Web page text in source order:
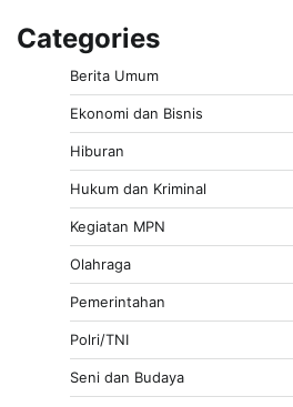
Categories
Berita Umum
Ekonomi dan Bisnis
Hiburan
Hukum dan Kriminal
Kegiatan MPN
Olahraga
Pemerintahan
Polri/TNI
Seni dan Budaya